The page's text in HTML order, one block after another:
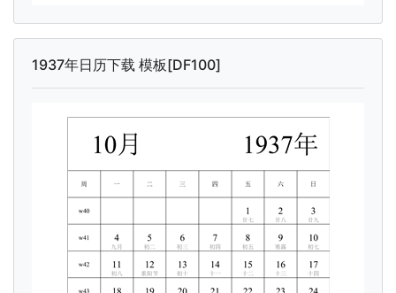
1937年日历下载 模板[DF100]